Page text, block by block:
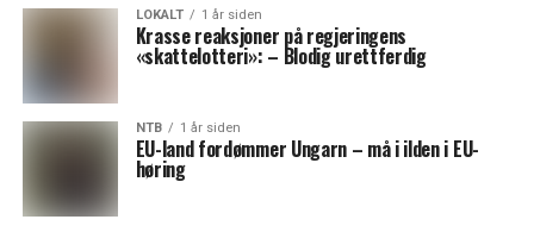
LOKALT 1 år siden
Krasse reaksjoner på regjeringens
«skattelotteri»: – Blodig urettferdig
NTB 1 år siden
EU-land fordømmer Ungarn – må i ilden i EU-
høring